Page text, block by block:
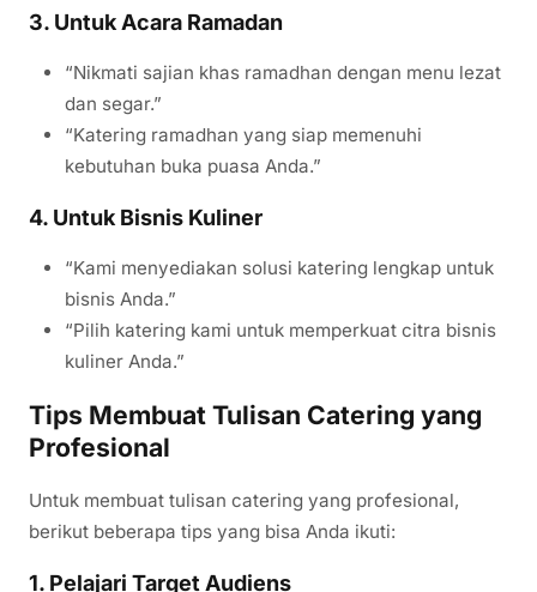
3. Untuk Acara Ramadan
“Nikmati sajian khas ramadhan dengan menu lezat
dan segar.”
“Katering ramadhan yang siap memenuhi
kebutuhan buka puasa Anda.”
4. Untuk Bisnis Kuliner
“Kami menyediakan solusi katering lengkap untuk
bisnis Anda.”
“Pilih katering kami untuk memperkuat citra bisnis
kuliner Anda.”
Tips Membuat Tulisan Catering yang
Profesional
Untuk membuat tulisan catering yang profesional,
berikut beberapa tips yang bisa Anda ikuti:
1. Pelajari Target Audiens